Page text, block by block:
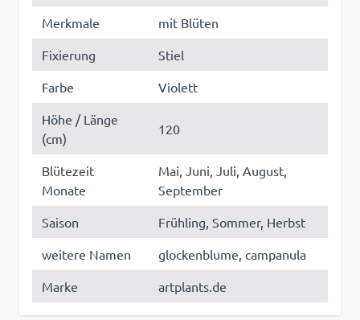
Merkmale
mit Blüten
Fixierung
Stiel
Farbe
Violett
Höhe / Länge
(cm)
120
Blütezeit
Monate
Mai, Juni, Juli, August,
September
Saison
Frühling, Sommer, Herbst
weitere Namen
glockenblume, campanula
Marke
artplants.de